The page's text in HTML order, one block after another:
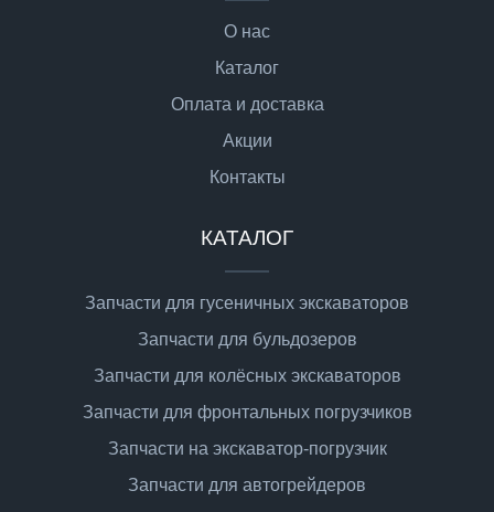
О нас
Каталог
Оплата и доставка
Акции
Контакты
КАТАЛОГ
Запчасти для гусеничных экскаваторов
Запчасти для бульдозеров
Запчасти для колёсных экскаваторов
Запчасти для фронтальных погрузчиков
Запчасти на экскаватор-погрузчик
Запчасти для автогрейдеров